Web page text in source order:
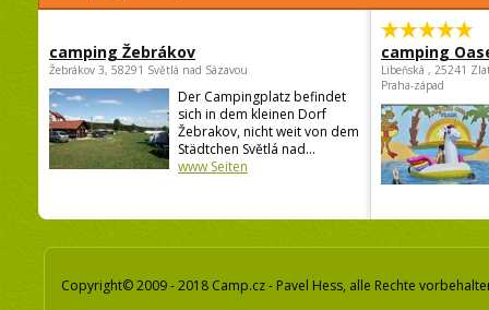
camping Žebrákov
Žebrákov 3, 58291 Světlá nad Sázavou
Der Campingplatz befindet
sich in dem kleinen Dorf
Žebrakov, nicht weit von dem
Städtchen Světlá nad...
www Seiten
camping
Libeňská , 25241
Praha-západ
Copyright© 2009 - 2018 Camp.cz - Pavel Hess, alle Rechte